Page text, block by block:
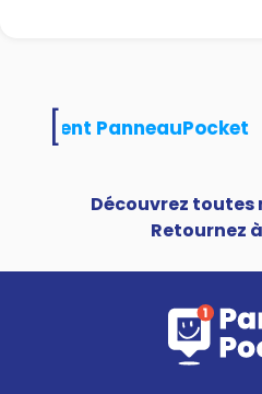
PanneauPocket
Découvrez toutes
Retournez